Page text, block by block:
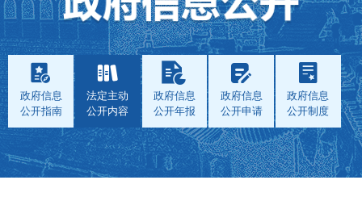
政府信息
公开指南
法定主动
公开内容
政府信息
公开年报
政府信息
公开申请
政府信息
公开制度